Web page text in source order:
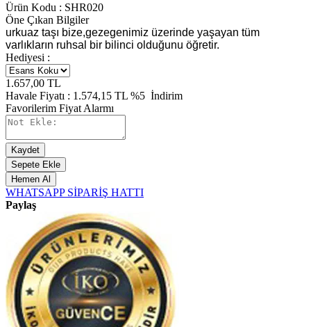
Ürün Kodu : SHR020
Öne Çıkan Bilgiler
urkuaz taşı bize,gezegenimiz üzerinde yaşayan tüm
varlıkların ruhsal bir bilinci olduğunu öğretir.
Hediyesi :
1.657,00 TL
Havale Fiyatı : 1.574,15 TL %5 İndirim
Favorilerim Fiyat Alarmı
Kaydet
Sepete Ekle
Hemen Al
WHATSAPP SİPARİŞ HATTI
Paylaş